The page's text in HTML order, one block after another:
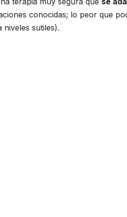
conocidas; lo peor que
sutiles).